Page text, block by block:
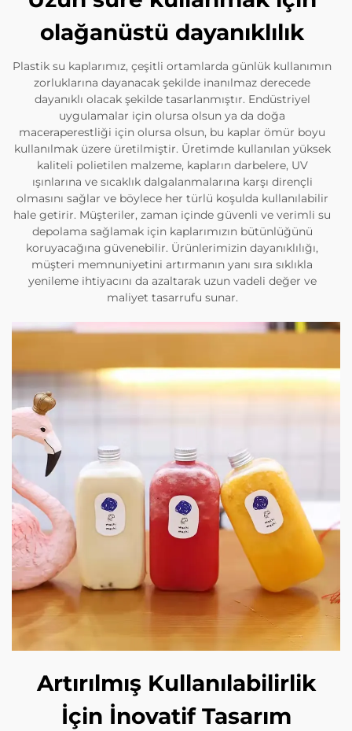
olağanüstü dayanıklılık
Plastik su kaplarımız, çeşitli ortamlarda günlük kullanımın
zorluklarına dayanacak şekilde inanılmaz derecede
dayanıklı olacak şekilde tasarlanmıştır. Endüstriyel
uygulamalar için olursa olsun ya da doğa
maceraperestliği için olursa olsun, bu kaplar ömür boyu
kullanılmak üzere üretilmiştir. Üretimde kullanılan yüksek
kaliteli polietilen malzeme, kapların darbelere, UV
ışınlarına ve sıcaklık dalgalanmalarına karşı dirençli
olmasını sağlar ve böylece her türlü koşulda kullanılabilir
hale getirir. Müşteriler, zaman içinde güvenli ve verimli su
depolama sağlamak için kaplarımızın bütünlüğünü
koruyacağına güvenebilir. Ürünlerimizin dayanıklılığı,
müşteri memnuniyetini artırmanın yanı sıra sıklıkla
yenileme ihtiyacını da azaltarak uzun vadeli değer ve
maliyet tasarrufu sunar.
Artırılmış Kullanılabilirlik
İçin İnovatif Tasarım